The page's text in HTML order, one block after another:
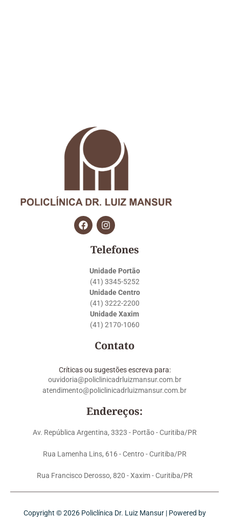
Telefones
Unidade Portão
(41) 3345-5252
Unidade Centro
(41) 3222-2200
Unidade Xaxim
(41) 2170-1060
Contato
Críticas ou sugestões escreva para:
ouvidoria@policlinicadrluizmansur.com.br
atendimento@policlinicadrluizmansur.com.br
Endereços:
Av. República Argentina, 3323 - Portão - Curitiba/PR
Rua Lamenha Lins, 616 - Centro - Curitiba/PR
Rua Francisco Derosso, 820 - Xaxim - Curitiba/PR
Copyright © 2026 Policlínica Dr. Luiz Mansur | Powered by